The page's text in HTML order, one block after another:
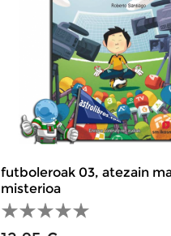
futboleroak 03, atezain
misterioa